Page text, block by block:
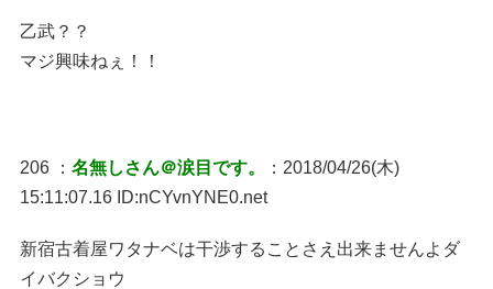
乙武？？
マジ興味ねぇ！！
206 ： 名無しさん＠涙目です。
：2018/04/26(木)
15:11:07.16 ID:nCYvnYNE0.net
新宿古着屋ワタナベは干渉することさえ出来ませんよダ
イバクショウ